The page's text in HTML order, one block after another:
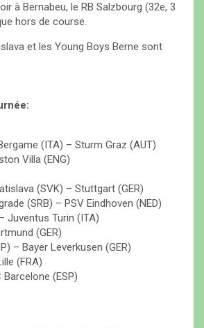
à Bernabeu, le RB Salzbourg (32e, 3
hors de course.
et les Young Boys Berne sont
(ITA) – Sturm Graz (AUT)
Villa (ENG)
(SVK) – Stuttgart (GER)
(SRB) – PSV Eindhoven (NED)
Juventus Turin (ITA)
(GER)
– Bayer Leverkusen (GER)
(FRA)
Barcelone (ESP)